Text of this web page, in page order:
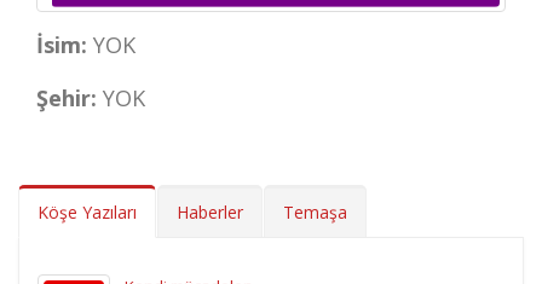
İsim: YOK
Şehir: YOK
Köşe Yazıları Haberler Temaşa